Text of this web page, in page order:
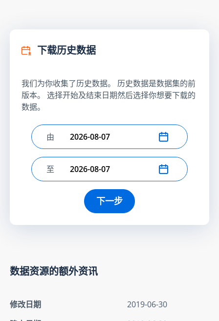
下载历史数据
我们为你收集了历史数据。 历史数据是数据集的前
版本。 选择开始及结束日期然后选择你想要下载的
数据。
选择开始日期
由
选择结束日期
至
下一步
数据资源的额外资讯
修改日期
2019-06-30